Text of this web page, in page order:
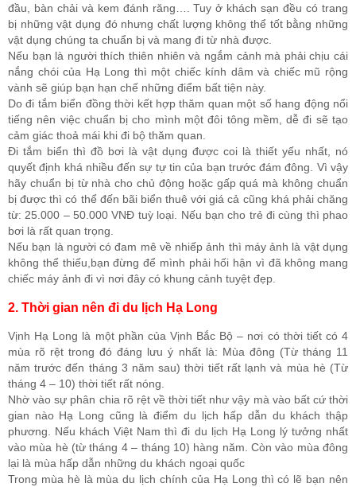
đầu, bàn chải và kem đánh răng…. Tuy ở khách sạn đều có trang
bị những vật dụng đó nhưng chất lượng không thể tốt bằng những
vật dụng chúng ta chuẩn bị và mang đi từ nhà được.
Nếu bạn là người thích thiên nhiên và ngắm cảnh mà phải chịu cái
nắng chói của Hạ Long thì một chiếc kính dâm và chiếc mũ rộng
vành sẽ giúp bạn hạn chế những điểm bất tiện này.
Do đi tắm biển đồng thời kết hợp thăm quan một số hang động nổi
tiếng nên việc chuẩn bị cho mình một đôi tông mềm, dễ đi sẽ tạo
cảm giác thoả mái khi đi bộ thăm quan.
Đi tắm biển thì đồ bơi là vật dụng được coi là thiết yếu nhất, nó
quyết định khá nhiều đến sự tự tin của bạn trước đám đông. Vì vậy
hãy chuẩn bị từ nhà cho chủ động hoặc gấp quá mà không chuẩn
bị được thì có thể đến bãi biển thuê với giá cả cũng khá phải chăng
từ: 25.000 – 50.000 VNĐ tuỳ loại. Nếu bạn cho trẻ đi cùng thì phao
bơi là rất quan trọng.
Nếu bạn là người có đam mê về nhiếp ảnh thì máy ảnh là vật dụng
không thể thiếu,bạn đừng để mình phải hối hận vì đã không mang
chiếc máy ảnh đi vì nơi đây có khung cảnh tuyệt đẹp.
2. Thời gian nên đi du lịch Hạ Long
Vịnh Hạ Long là một phần của Vịnh Bắc Bộ – nơi có thời tiết có 4
mùa rõ rệt trong đó đáng lưu ý nhất là: Mùa đông (Từ tháng 11
năm trước đến tháng 3 năm sau) thời tiết rất lạnh và mùa hè (Từ
tháng 4 – 10) thời tiết rất nóng.
Nhờ vào sự phân chia rõ rệt về thời tiết như vậy mà vào bất cứ thời
gian nào Hạ Long cũng là điểm du lịch hấp dẫn du khách thập
phương. Nếu khách Việt Nam thì đi du lịch Hạ Long lý tưởng nhất
vào mùa hè (từ tháng 4 – tháng 10) hàng năm. Còn vào mùa đông
lại là mùa hấp dẫn những du khách ngoại quốc
Trong mùa hè là mùa du lịch chính của Hạ Long thì có lẽ bạn nên